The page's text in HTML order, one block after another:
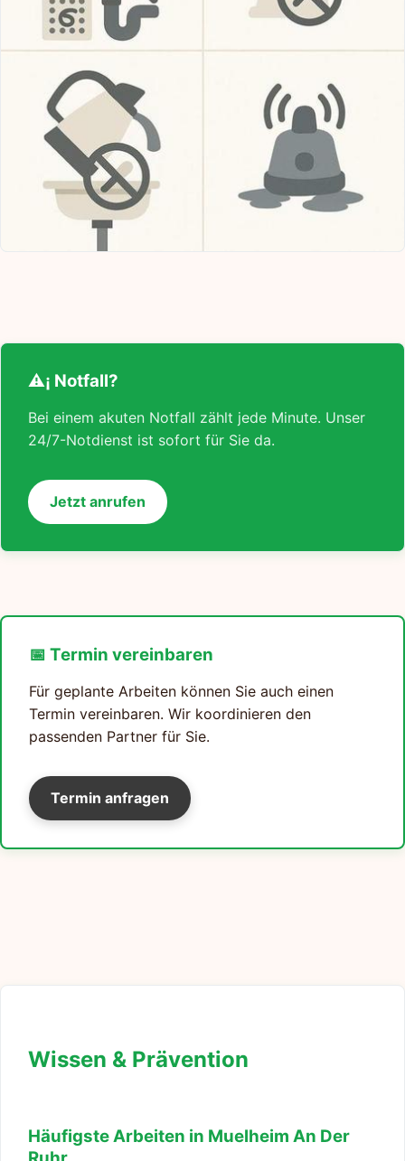
⚠¡ Notfall?
Bei einem akuten Notfall zählt jede Minute. Unser
24/7-Notdienst ist sofort für Sie da.
Jetzt anrufen
📅 Termin vereinbaren
Für geplante Arbeiten können Sie auch einen
Termin vereinbaren. Wir koordinieren den
passenden Partner für Sie.
Termin anfragen
Wissen & Prävention
Häufigste Arbeiten in Muelheim An Der